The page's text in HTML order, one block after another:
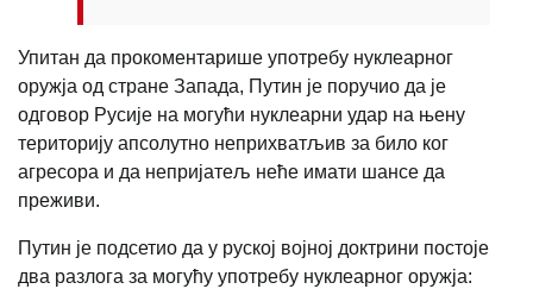
Упитан да прокоментарише употребу нуклеарног
оружја од стране Запада, Путин је поручио да је
одговор Русије на могући нуклеарни удар на њену
територију апсолутно неприхватљив за било ког
агресора и да непријатељ неће имати шансе да
преживи.
Путин је подсетио да у руској војној доктрини постоје
два разлога за могућу употребу нуклеарног оружја: